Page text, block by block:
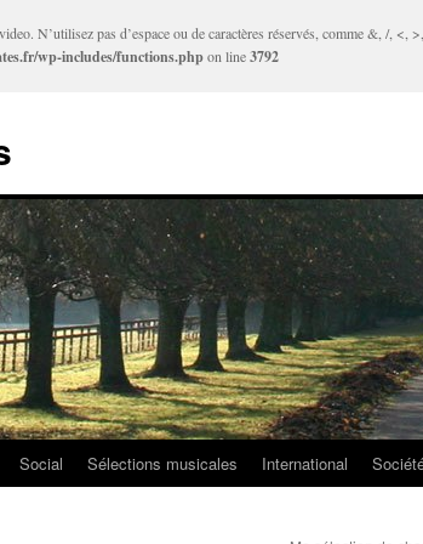
N’utilisez pas d’espace ou de caractères réservés, comme &, /, <,
wp-includes/functions.phpon line3792
Social Sélections musicales International